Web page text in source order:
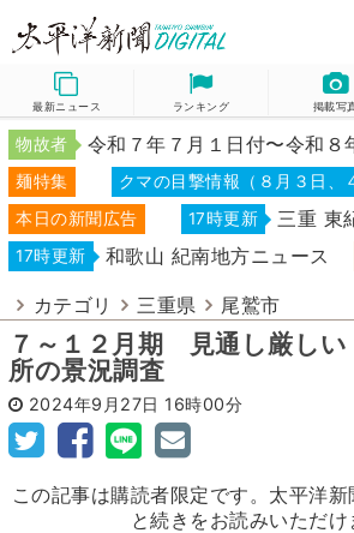
最新ニュース ランキング 掲載写
物故者 令和７年７月１日付〜令和８
麺特集 クマの目撃情報（８月３日、
本日の新聞広告 17時更新 三重 東
17時更新 和歌山 紀南地方ニュース
カテゴリ 三重県 尾鷲市
７～１２月期 見通し厳し
所の景況調査
2024年9月27日 16時00分
この記事は購読者限定です。太平洋
と続きをお読みいただけ